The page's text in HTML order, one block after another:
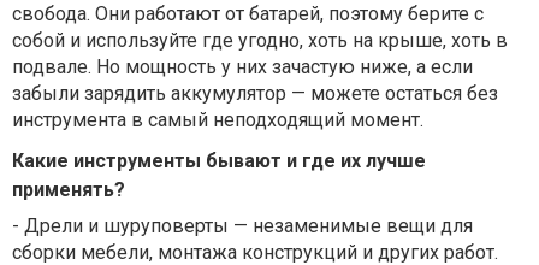
свобода. Они работают от батарей, поэтому берите с
собой и используйте где угодно, хоть на крыше, хоть в
подвале. Но мощность у них зачастую ниже, а если
забыли зарядить аккумулятор — можете остаться без
инструмента в самый неподходящий момент.
Какие инструменты бывают и где их лучше
применять?
- Дрели и шуруповерты — незаменимые вещи для
сборки мебели, монтажа конструкций и других работ.